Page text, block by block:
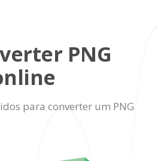
PNG
para converter um PNG